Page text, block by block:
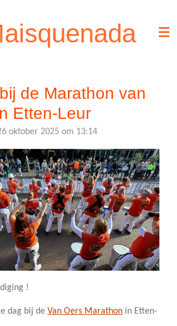
de Marathon van
Etten-Leur
oktober 2025 om 13:14
!
dag bij de Van Oers Marathon in Etten-